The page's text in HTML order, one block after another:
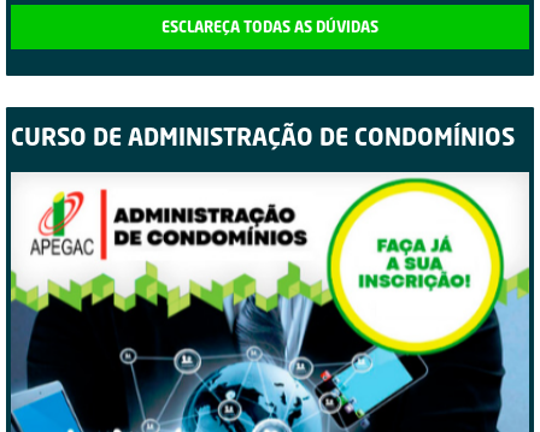
ESCLAREÇA TODAS AS DÚVIDAS
CURSO DE ADMINISTRAÇÃO DE CONDOMÍNIOS